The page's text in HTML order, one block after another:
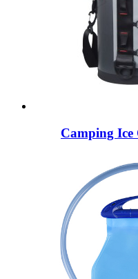
Camping Ice